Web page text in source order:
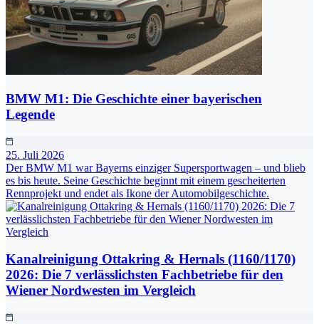
BMW M1: Die Geschichte einer bayerischen
Legende
25. Juli 2026
Der BMW M1 war Bayerns einziger Supersportwagen – und blieb
es bis heute. Seine Geschichte beginnt mit einem gescheiterten
Rennprojekt und endet als Ikone der Automobilgeschichte.
Kanalreinigung Ottakring & Hernals (1160/1170)
2026: Die 7 verlässlichsten Fachbetriebe für den
Wiener Nordwesten im Vergleich